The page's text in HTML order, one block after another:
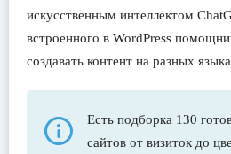
искусственным интеллектом
встроенного в WordPress
создавать контент на разных
Есть подборка 130
сайтов от визиток до